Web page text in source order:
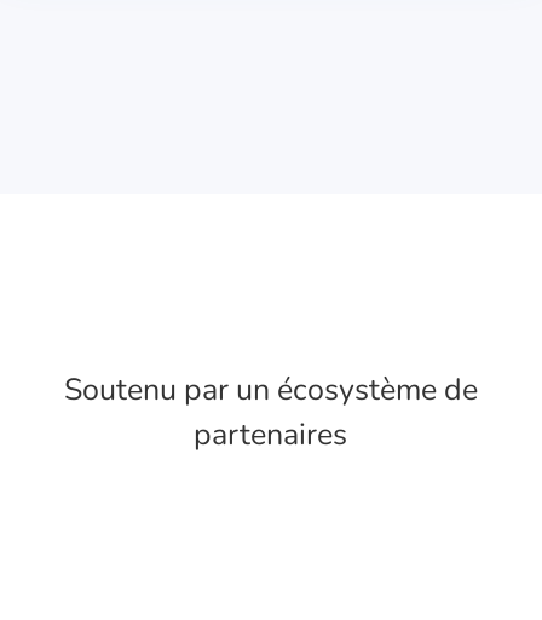
Soutenu par un écosystème de
partenaires